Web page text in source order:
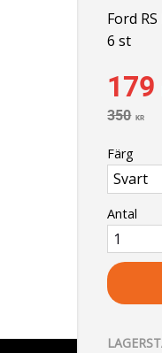
Ford
6 st
179
350 KR
Färg
Antal